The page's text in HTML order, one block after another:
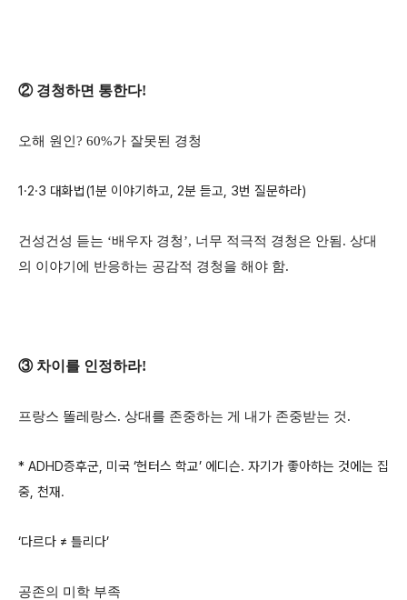
② 경청하면 통한다!
오해 원인? 60%가 잘못된 경청
1·2·3 대화법(1분 이야기하고, 2분 듣고, 3번 질문하라)
건성건성 듣는 ‘배우자 경청’, 너무 적극적 경청은 안됨. 상대
의 이야기에 반응하는 공감적 경청을 해야 함.
③ 차이를 인정하라!
프랑스 똘레랑스. 상대를 존중하는 게 내가 존중받는 것.
* ADHD증후군, 미국 ‘헌터스 학교’ 에디슨. 자기가 좋아하는 것에는 집
중, 천재.
‘다르다 ≠ 틀리다’
공존의 미학 부족